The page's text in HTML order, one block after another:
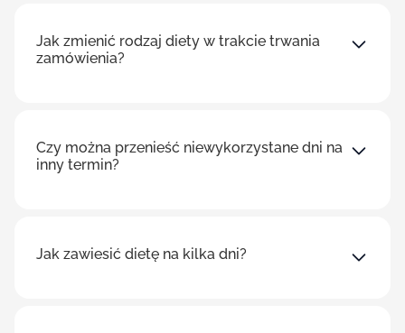
Jak zmienić rodzaj diety w trakcie trwania
zamówienia?
Czy można przenieść niewykorzystane dni na
inny termin?
Jak zawiesić dietę na kilka dni?